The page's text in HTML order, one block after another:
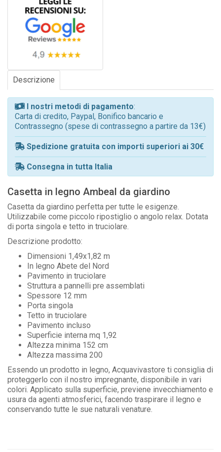
Descrizione
I nostri metodi di pagamento:
Carta di credito, Paypal, Bonifico bancario e
Contrassegno (spese di contrassegno a partire da 13€)
Spedizione gratuita con importi superiori ai 30€
Consegna in tutta Italia
Casetta in legno Ambeal da giardino
Casetta da giardino perfetta per tutte le esigenze.
Utilizzabile come piccolo ripostiglio o angolo relax. Dotata
di porta singola e tetto in truciolare.
Descrizione prodotto:
Dimensioni 1,49x1,82 m
In legno Abete del Nord
Pavimento in truciolare
Struttura a pannelli pre assemblati
Spessore 12 mm
Porta singola
Tetto in truciolare
Pavimento incluso
Superficie interna mq 1,92
Altezza minima 152 cm
Altezza massima 200
Essendo un prodotto in legno, Acquavivastore ti consiglia di
proteggerlo con il nostro impregnante, disponibile in vari
colori. Applicato sulla superficie, previene invecchiamento e
usura da agenti atmosferici, facendo traspirare il legno e
conservando tutte le sue naturali venature.